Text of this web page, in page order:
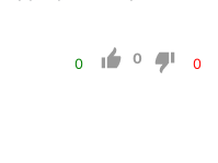
0 0 0